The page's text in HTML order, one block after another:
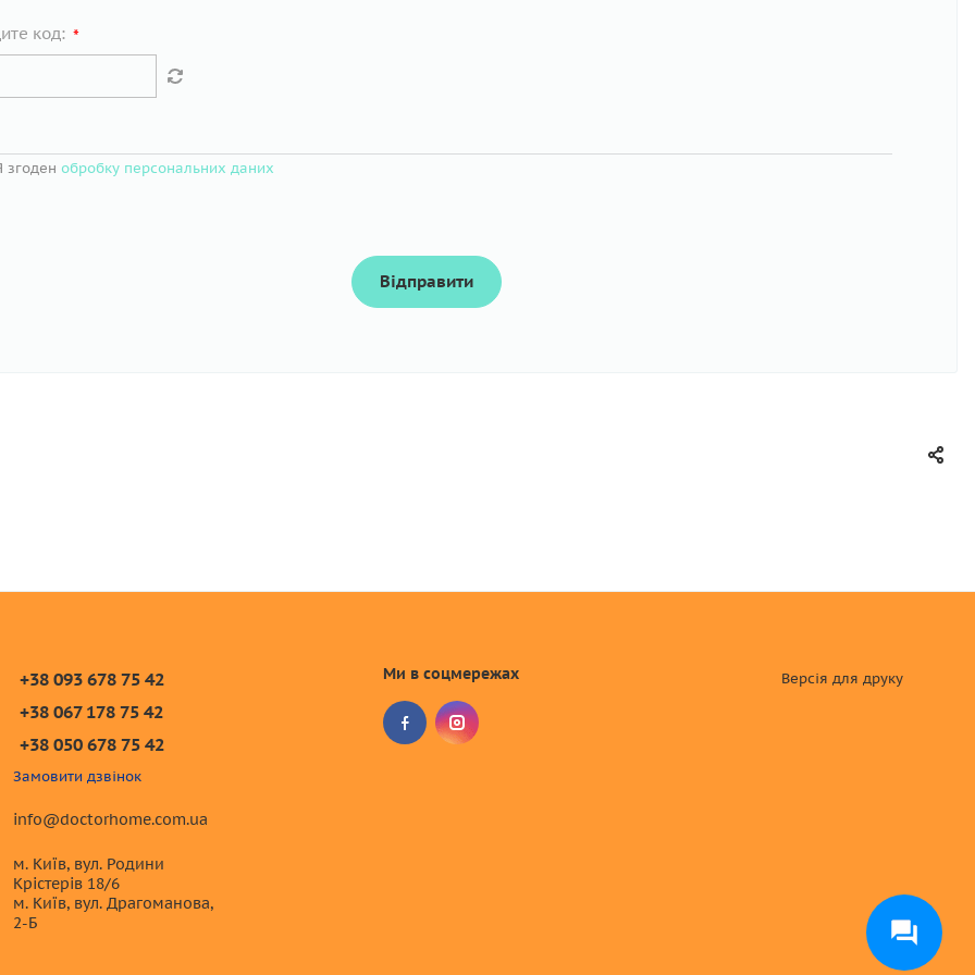
код: *
згоден обробку персональних даних
Відправити
+38 093 678 75 42
+38 067 178 75 42
+38 050 678 75 42
Замовити дзвінок
info@doctorhome.com.ua
м. Київ, вул. Родини
Крістерів 18/6
м. Київ, вул. Драгоманова,
2-Б
Ми в соцмережах Версія для друку